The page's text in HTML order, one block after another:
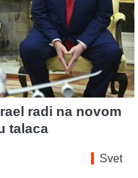
radi na novom
talaca
Svet